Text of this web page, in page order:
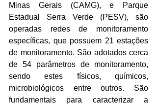
Minas Gerais (CAMG), e Parque
Estadual Serra Verde (PESV), são
operadas redes de monitoramento
específicas, que possuem 21 estações
de monitoramento. São adotados cerca
de 54 parâmetros de monitoramento,
sendo estes físicos, químicos,
microbiológicos entre outros. São
fundamentais para caracterizar a